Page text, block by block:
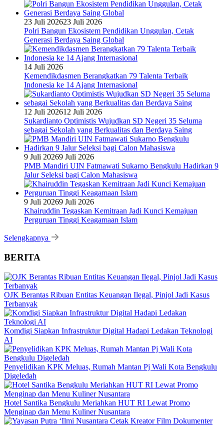
23 Juli 202623 Juli 2026
Polri Bangun Ekosistem Pendidikan Unggulan, Cetak
Generasi Berdaya Saing Global
14 Juli 2026
Kemendikdasmen Berangkatkan 79 Talenta Terbaik
Indonesia ke 14 Ajang Internasional
12 Juli 202612 Juli 2026
Sukardianto Optimistis Wujudkan SD Negeri 35 Seluma
sebagai Sekolah yang Berkualitas dan Berdaya Saing
9 Juli 20269 Juli 2026
PMB Mandiri UIN Fatmawati Sukarno Bengkulu Hadirkan 9
Jalur Seleksi bagi Calon Mahasiswa
9 Juli 20269 Juli 2026
Khairuddin Tegaskan Kemitraan Jadi Kunci Kemajuan
Perguruan Tinggi Keagamaan Islam
Selengkapnya
BERITA
OJK Berantas Ribuan Entitas Keuangan Ilegal, Pinjol Jadi Kasus
Terbanyak
Komdigi Siapkan Infrastruktur Digital Hadapi Ledakan Teknologi
AI
Penyelidikan KPK Meluas, Rumah Mantan Pj Wali Kota Bengkulu
Digeledah
Hotel Santika Bengkulu Meriahkan HUT RI Lewat Promo
Menginap dan Menu Kuliner Nusantara